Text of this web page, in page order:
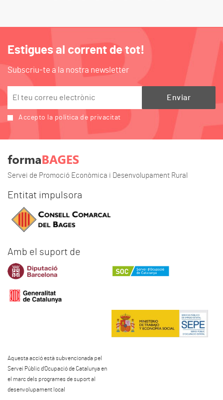
Estigues al corrent de tot!
Subscriu-te a la nostra newsletter
Accepto la política de privacitat
Servei de Promoció Econòmica i Desenvolupament Rural
Entitat impulsora
Amb el suport de
Aquesta acció està subvencionada pel
Servei Públic d'Ocupació de Catalunya en
el marc dels programes de suport al
desenvolupament local